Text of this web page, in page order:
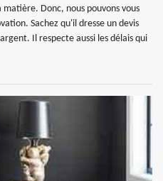
Donc, nous pouvons vous
Sachez qu'il dresse un devis
Il respecte aussi les délais qui